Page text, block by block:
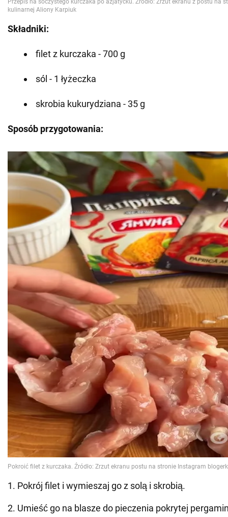
Składniki:
filet z kurczaka - 700 g
sól - 1 łyżeczka
skrobia kukurydziana - 35 g
Sposób przygotowania:
1. Pokrój filet i wymieszaj go z solą i skrobią.
2. Umieść go na blasze do pieczenia pokrytej